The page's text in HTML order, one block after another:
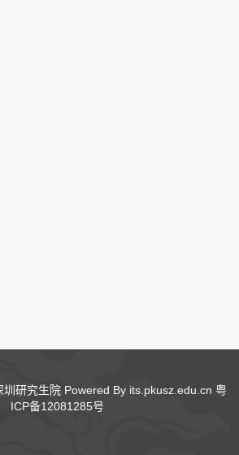
研究生院 Powered By its.pkusz.edu.cn 粤
ICP备12081285号